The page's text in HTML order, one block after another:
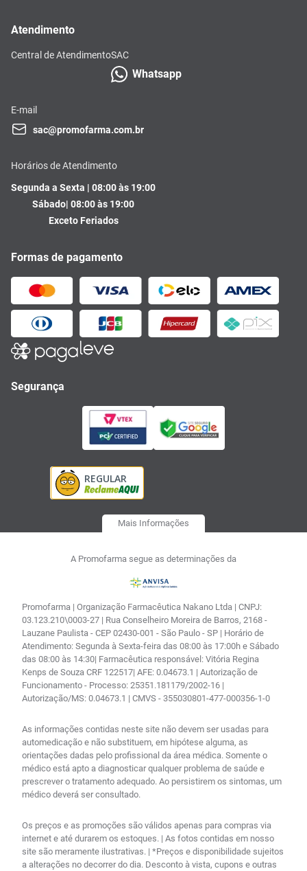
Atendimento
Central de AtendimentoSAC
Whatsapp
E-mail
sac@promofarma.com.br
Horários de Atendimento
Segunda a Sexta | 08:00 às 19:00
Sábado| 08:00 às 19:00
Exceto Feriados
Formas de pagamento
Segurança
Mais Informações
A Promofarma segue as determinações da
Promofarma | Organização Farmacêutica Nakano Ltda | CNPJ:
03.123.210\0003-27 | Rua Conselheiro Moreira de Barros, 2168 -
Lauzane Paulista - CEP 02430-001 - São Paulo - SP | Horário de
Atendimento: Segunda à Sexta-feira das 08:00 às 17:00h e Sábado
das 08:00 às 14:30| Farmacêutica responsável: Vitória Regina
Kenps de Souza CRF 122517| AFE: 0.04673.1 | Autorização de
Funcionamento - Processo: 25351.181179/2002-16 |
Autorização/MS: 0.04673.1 | CMVS - 355030801-477-000356-1-0
As informações contidas neste site não devem ser usadas para
automedicação e não substituem, em hipótese alguma, as
orientações dadas pelo profissional da área médica. Somente o
médico está apto a diagnosticar qualquer problema de saúde e
prescrever o tratamento adequado. Ao persistirem os sintomas, um
médico deverá ser consultado.
Os preços e as promoções são válidos apenas para compras via
internet e até durarem os estoques. | As fotos contidas em nosso
site são meramente ilustrativas. | *Preços e disponibilidade sujeitos
a alterações no decorrer do dia. Desconto à vista, cupons e outras